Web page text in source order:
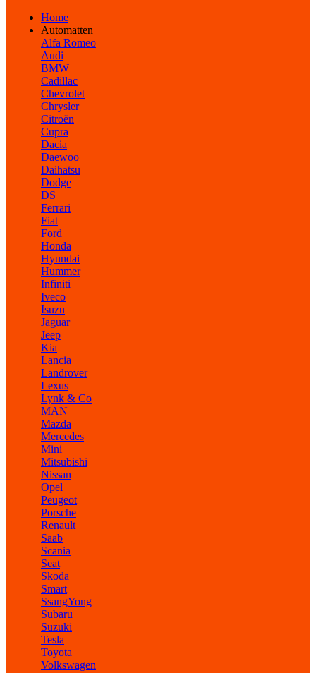
Home
Automatten
Alfa Romeo
Audi
BMW
Cadillac
Chevrolet
Chrysler
Citroën
Cupra
Dacia
Daewoo
Daihatsu
Dodge
DS
Ferrari
Fiat
Ford
Honda
Hyundai
Hummer
Infiniti
Iveco
Isuzu
Jaguar
Jeep
Kia
Lancia
Landrover
Lexus
Lynk & Co
MAN
Mazda
Mercedes
Mini
Mitsubishi
Nissan
Opel
Peugeot
Porsche
Renault
Saab
Scania
Seat
Skoda
Smart
SsangYong
Subaru
Suzuki
Tesla
Toyota
Volkswagen